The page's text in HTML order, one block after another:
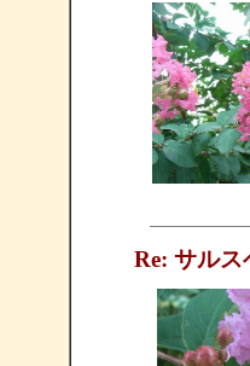
Re: サルス